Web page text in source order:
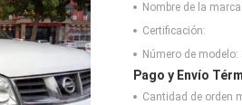
Nombre de la
Certificación:
Número de modelo:
Pago y Envío
Cantidad de orden